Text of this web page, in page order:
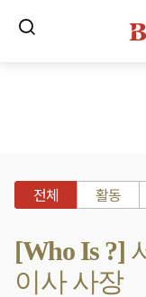
전체 활동
[Who Is ?]
이사 사장